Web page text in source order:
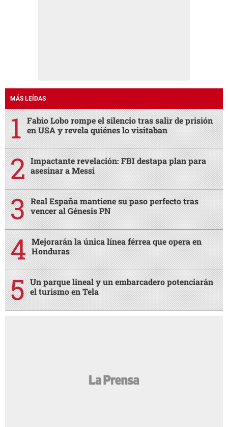
MÁS LEÍDAS
Fabio Lobo rompe el silencio tras salir de prisión
en USA y revela quiénes lo visitaban
Impactante revelación: FBI destapa plan para
asesinar a Messi
Real España mantiene su paso perfecto tras
vencer al Génesis PN
Mejorarán la única línea férrea que opera en
Honduras
Un parque lineal y un embarcadero potenciarán
el turismo en Tela